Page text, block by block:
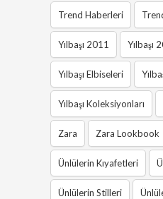
Trend Haberleri
Yılbaşı 2011 Yılbaşı
Yılbaşı Elbiseleri
Yılbaşı Koleksiyonları
Zara Zara Lookbook
Ünlülerin Kıyafetleri
Ünlülerin Stilleri